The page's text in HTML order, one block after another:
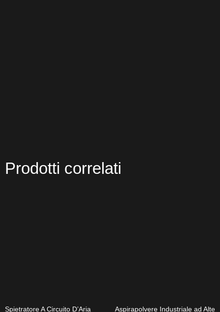
Prodotti correlati
Spietratore A Circuito D’Aria
Aspirapolvere Industriale ad Alte